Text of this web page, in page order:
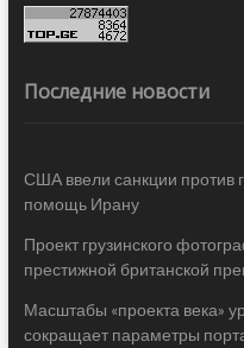
Последние новости
США ввели санкции против
помощь Ирану
Проект грузинского
престижной британской
Масштабы «проекта века»
сокращает параметры